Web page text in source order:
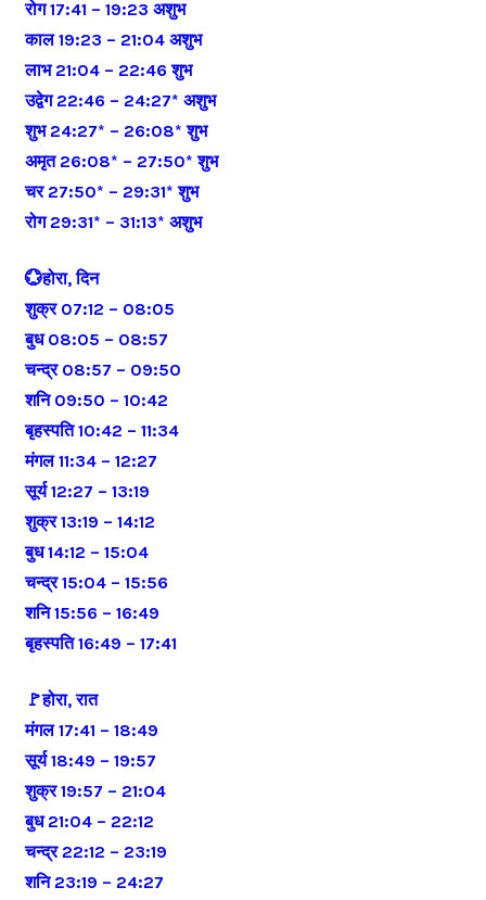
रोग 17:41 – 19:23 अशुभ
काल 19:23 – 21:04 अशुभ
लाभ 21:04 – 22:46 शुभ
उद्वेग 22:46 – 24:27* अशुभ
शुभ 24:27* – 26:08* शुभ
अमृत 26:08* – 27:50* शुभ
चर 27:50* – 29:31* शुभ
रोग 29:31* – 31:13* अशुभ
💮होरा, दिन
शुक्र 07:12 – 08:05
बुध 08:05 – 08:57
चन्द्र 08:57 – 09:50
शनि 09:50 – 10:42
बृहस्पति 10:42 – 11:34
मंगल 11:34 – 12:27
सूर्य 12:27 – 13:19
शुक्र 13:19 – 14:12
बुध 14:12 – 15:04
चन्द्र 15:04 – 15:56
शनि 15:56 – 16:49
बृहस्पति 16:49 – 17:41
🚩होरा, रात
मंगल 17:41 – 18:49
सूर्य 18:49 – 19:57
शुक्र 19:57 – 21:04
बुध 21:04 – 22:12
चन्द्र 22:12 – 23:19
शनि 23:19 – 24:27